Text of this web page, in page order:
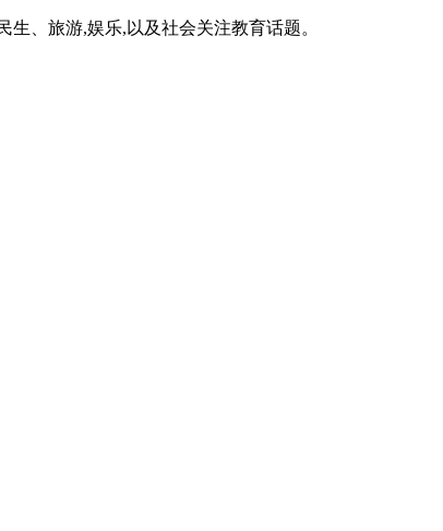
、旅游,娱乐,以及社会关注教育话题。